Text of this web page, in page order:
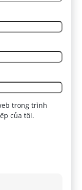
trong trình
của tôi.